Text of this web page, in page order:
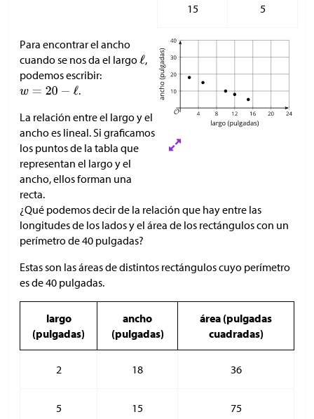
15 5
Para encontrar el ancho
cuando se nos da el largo ,
podemos escribir:
.
La relación entre el largo y el
ancho es lineal. Si graficamos
los puntos de la tabla que
representan el largo y el
ancho, ellos forman una
recta.
¿Qué podemos decir de la relación que hay entre las
longitudes de los lados y el área de los rectángulos con un
perímetro de 40 pulgadas?
Estas son las áreas de distintos rectángulos cuyo perímetro
es de 40 pulgadas.
largo
(pulgadas)
ancho
(pulgadas)
área (pulgadas
cuadradas)
2 18 36
5 15 75